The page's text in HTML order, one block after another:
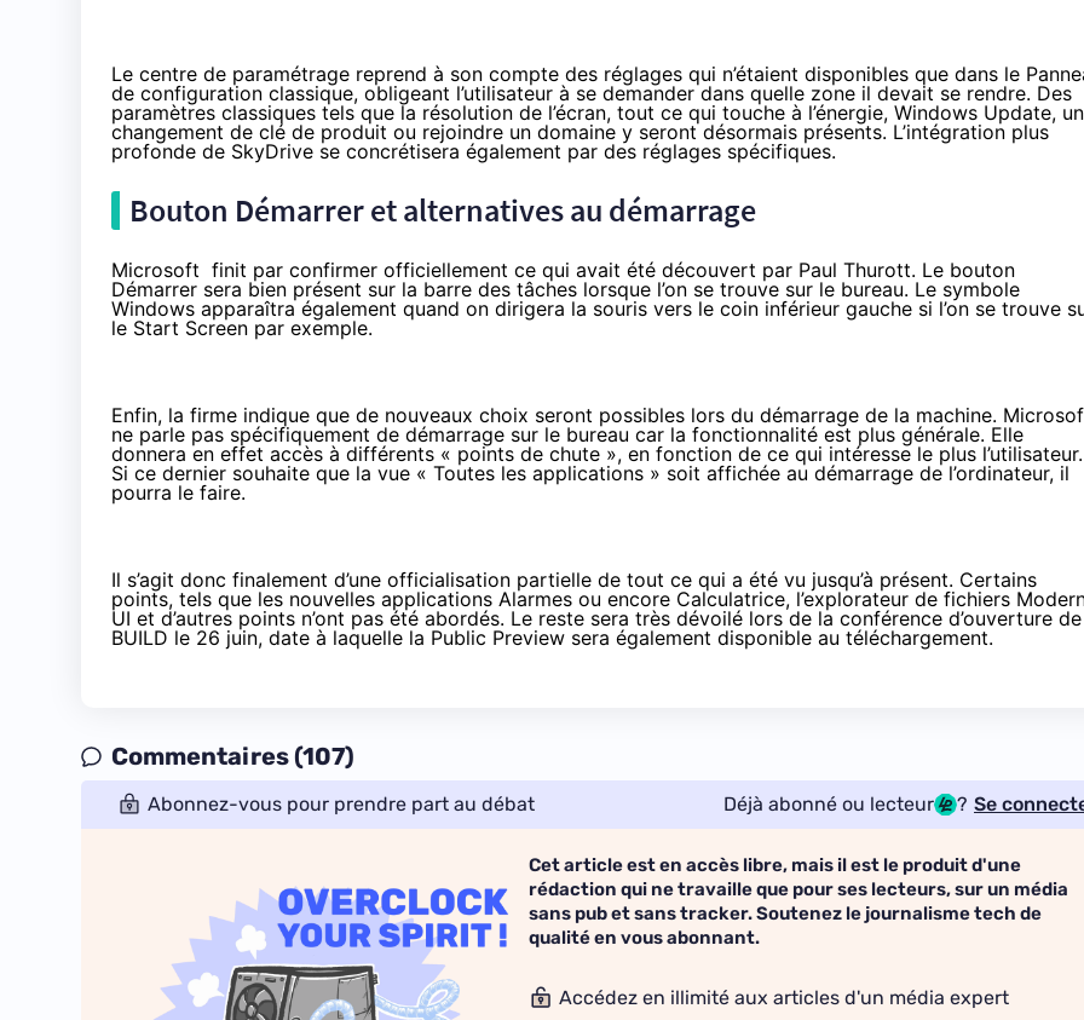
Le centre de paramétrage reprend à son compte des réglages qui n’étaient disponibles que dans le
de configuration classique, obligeant l’utilisateur à se demander dans quelle zone il devait se rendre. Des
paramètres classiques tels que la résolution de l’écran, tout ce qui touche à l’énergie, Windows Update, un
changement de clé de produit ou rejoindre un domaine y seront désormais présents. L’intégration plus
profonde de SkyDrive se concrétisera également par des réglages spécifiques.
Bouton Démarrer et alternatives au démarrage
Microsoft finit par confirmer officiellement ce qui avait été découvert par Paul Thurott. Le bouton
Démarrer sera bien présent sur la barre des tâches lorsque l’on se trouve sur le bureau. Le symbole
Windows apparaîtra également quand on dirigera la souris vers le coin inférieur gauche si l’on se trouve
le Start Screen par exemple.
Enfin, la firme indique que de nouveaux choix seront possibles lors du démarrage de la machine.
ne parle pas spécifiquement de démarrage sur le bureau car la fonctionnalité est plus générale. Elle
donnera en effet accès à différents « points de chute », en fonction de ce qui intéresse le plus l’utilisateur.
Si ce dernier souhaite que la vue « Toutes les applications » soit affichée au démarrage de l’ordinateur, il
pourra le faire.
Il s’agit donc finalement d’une officialisation partielle de tout ce qui a été vu jusqu’à présent. Certains
points, tels que les nouvelles applications Alarmes ou encore Calculatrice, l’explorateur de fichiers
UI et d’autres points n’ont pas été abordés. Le reste sera très dévoilé lors de la conférence d’ouverture
BUILD le 26 juin, date à laquelle la Public Preview sera également disponible au téléchargement.
Commentaires (107)
Abonnez-vous pour prendre part au débat Déjà abonné ou lecteur ? Se
Cet article est en accès libre, mais il est le produit d'une
rédaction qui ne travaille que pour ses lecteurs, sur un média
sans pub et sans tracker. Soutenez le journalisme tech de
qualité en vous abonnant.
Accédez en illimité aux articles d'un média expert